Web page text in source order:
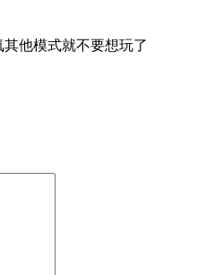
他模式就不要想玩了